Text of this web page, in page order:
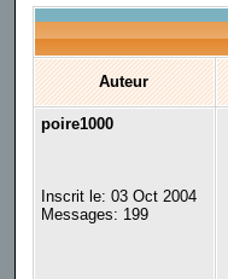
Auteur
poire1000
Inscrit le: 03 Oct 2004
Messages: 199